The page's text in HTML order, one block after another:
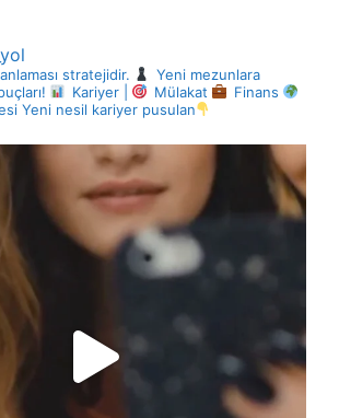
stratejidir.
Yeni mezunlara
Kariyer | Mülakat
Finans
Yeni nesil kariyer pusulan